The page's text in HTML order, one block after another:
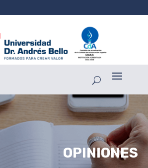
OPINIONES